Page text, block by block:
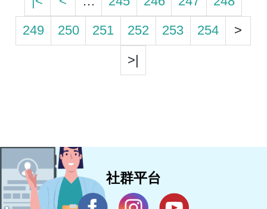
249
250 251 252 253 254
>
>|
社群平台